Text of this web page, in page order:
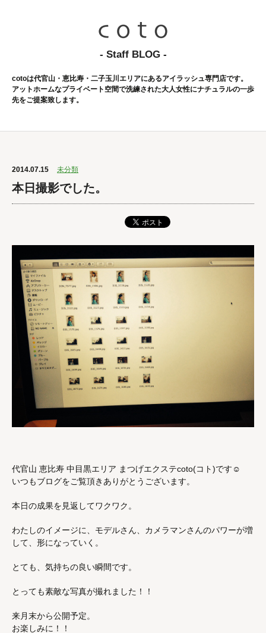
- Staff BLOG -
cotoは代官山・恵比寿・二子玉川エリアにあるアイラッシュ専門店です。
アットホームなプライベート空間で洗練された大人女性にナチュラルの一歩
先をご提案致します。
2014.07.15 未分類
本日撮影でした。
代官山 恵比寿 中目黒エリア まつげエクステcoto(コト)です☺︎
いつもブログをご覧頂きありがとうございます。
本日の成果を見返してワクワク。
わたしのイメージに、モデルさん、カメラマンさんのパワーが増
して、形になっていく。
とても、気持ちの良い瞬間です。
とっても素敵な写真が撮れました！！
来月末から公開予定。
お楽しみに！！